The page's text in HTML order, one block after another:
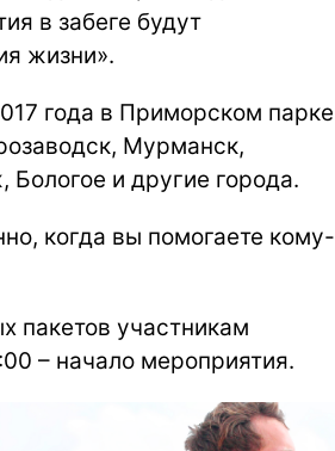
в забеге будут
жизни».
года в Приморском парке
Мурманск,
и другие города.
когда вы помогаете кому-
пакетов участникам
– начало мероприятия.